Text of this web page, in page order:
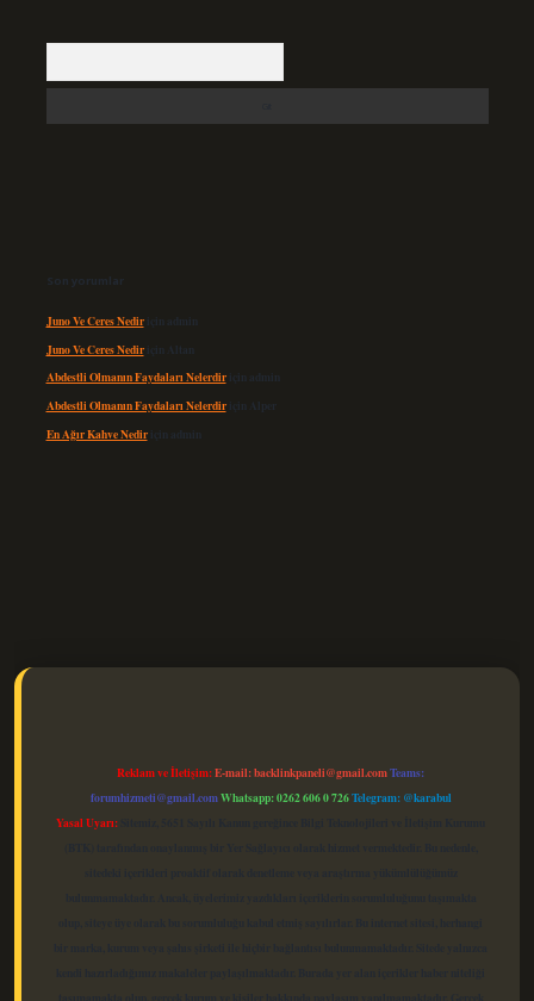
Son yorumlar
Juno Ve Ceres Nediriçin admin
Juno Ve Ceres Nediriçin Altan
Abdestli Olmanın Faydaları Nelerdiriçin admin
Abdestli Olmanın Faydaları Nelerdiriçin Alper
En Ağır Kahve Nediriçin admin
Reklam ve İletişim:E-mail:backlinkpaneli@gmail.comTeams:
forumhizmeti@gmail.comWhatsapp: 0262 606 0 726Telegram: @karabul
Yasal Uyarı: